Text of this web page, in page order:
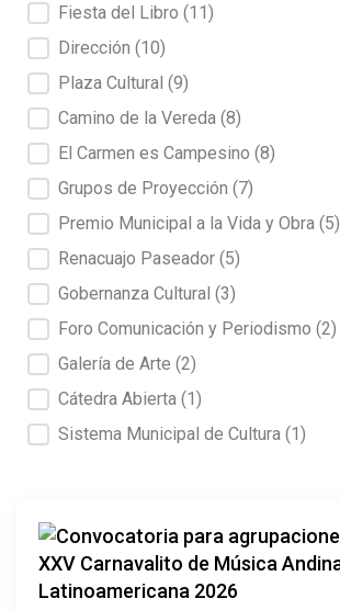
Fiesta del Libro (11)
Dirección (10)
Plaza Cultural (9)
Camino de la Vereda (8)
El Carmen es Campesino (8)
Grupos de Proyección (7)
Premio Municipal a la Vida y Obra (5)
Renacuajo Paseador (5)
Gobernanza Cultural (3)
Foro Comunicación y Periodismo (2)
Galería de Arte (2)
Cátedra Abierta (1)
Sistema Municipal de Cultura (1)